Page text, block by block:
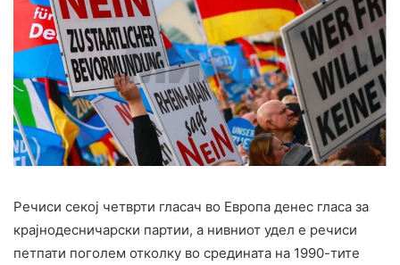
Речиси секој четврти гласач во Европа денес гласа за
крајнодесничарски партии, а нивниот удел е речиси
петпати поголем отколку во средината на 1990-тите